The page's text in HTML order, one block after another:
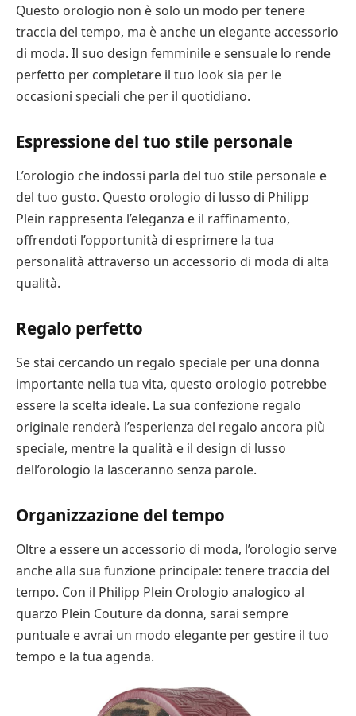
Questo orologio non è solo un modo per tenere
traccia del tempo, ma è anche un elegante accessorio
di moda. Il suo design femminile e sensuale lo rende
perfetto per completare il tuo look sia per le
occasioni speciali che per il quotidiano.
Espressione del tuo stile personale
L’orologio che indossi parla del tuo stile personale e
del tuo gusto. Questo orologio di lusso di Philipp
Plein rappresenta l’eleganza e il raffinamento,
offrendoti l’opportunità di esprimere la tua
personalità attraverso un accessorio di moda di alta
qualità.
Regalo perfetto
Se stai cercando un regalo speciale per una donna
importante nella tua vita, questo orologio potrebbe
essere la scelta ideale. La sua confezione regalo
originale renderà l’esperienza del regalo ancora più
speciale, mentre la qualità e il design di lusso
dell’orologio la lasceranno senza parole.
Organizzazione del tempo
Oltre a essere un accessorio di moda, l’orologio serve
anche alla sua funzione principale: tenere traccia del
tempo. Con il Philipp Plein Orologio analogico al
quarzo Plein Couture da donna, sarai sempre
puntuale e avrai un modo elegante per gestire il tuo
tempo e la tua agenda.